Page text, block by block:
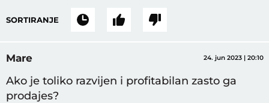
SORTIRANJE
Mare 24. jun 2023 | 20:10
Ako je toliko razvijen i profitabilan zasto ga
prodajes?